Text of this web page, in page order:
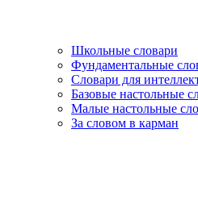
Школьные словари
Фундаментальные
Словари для
Базовые настольные
Малые настольные
За словом в карман